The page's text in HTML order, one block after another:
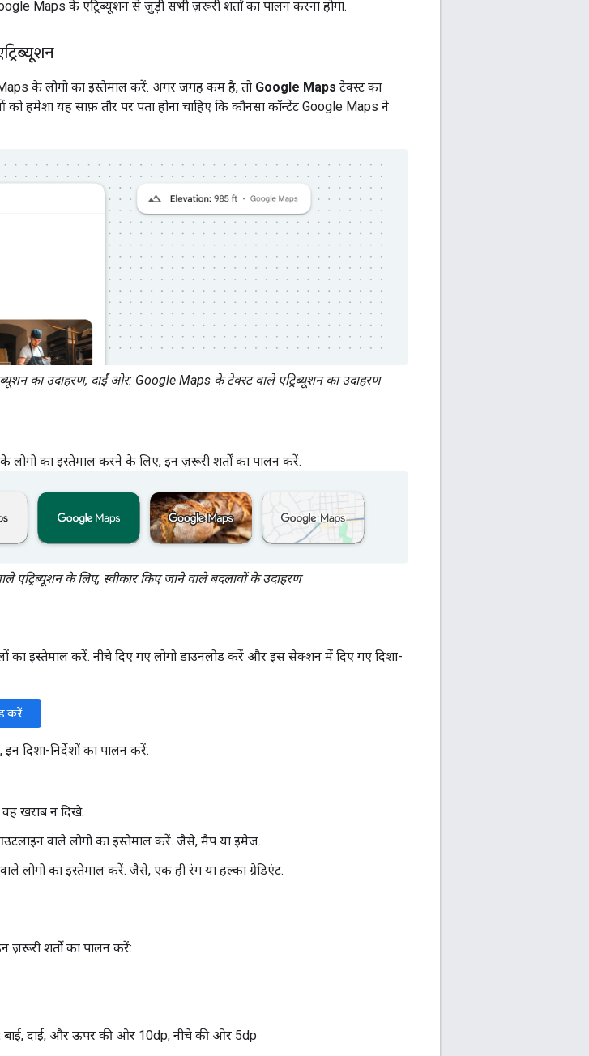
Maps के एट्रिब्यूशन से जुड़ी सभी ज़रूरी शर्तों का पालन करना होगा.
के लोगो का इस्तेमाल करें. अगर जगह कम है, तो Google Maps टेक्स्ट का
हमेशा यह साफ़ तौर पर पता होना चाहिए कि कौनसा कॉन्टेंट Google Maps ने
का उदाहरण, दाईं ओर: Google Maps के टेक्स्ट वाले एट्रिब्यूशन का उदाहरण
का इस्तेमाल करने के लिए, इन ज़रूरी शर्तों का पालन करें.
एट्रिब्यूशन के लिए, स्वीकार किए जाने वाले बदलावों के उदाहरण
का इस्तेमाल करें. नीचे दिए गए लोगो डाउनलोड करें और इस सेक्शन में दिए गए दिशा-
करें
दिशा-निर्देशों का पालन करें.
खराब न दिखे.
वाले लोगो का इस्तेमाल करें. जैसे, मैप या इमेज.
लोगो का इस्तेमाल करें. जैसे, एक ही रंग या हल्का ग्रेडिएंट.
ज़रूरी शर्तों का पालन करें:
बाईं, दाईं, और ऊपर की ओर 10dp, नीचे की ओर 5dp